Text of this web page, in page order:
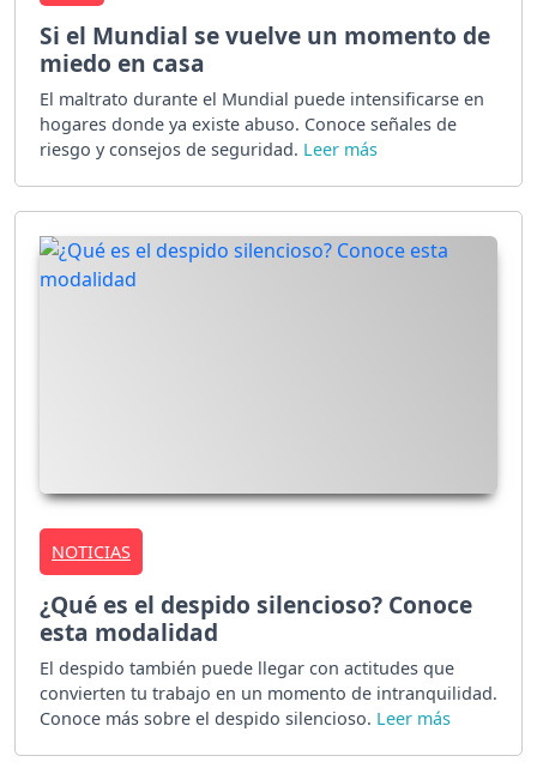
Si el Mundial se vuelve un momento de
miedo en casa
El maltrato durante el Mundial puede intensificarse en
hogares donde ya existe abuso. Conoce señales de
riesgo y consejos de seguridad.
NOTICIAS
¿Qué es el despido silencioso? Conoce
esta modalidad
El despido también puede llegar con actitudes que
convierten tu trabajo en un momento de intranquilidad.
Conoce más sobre el despido silencioso.